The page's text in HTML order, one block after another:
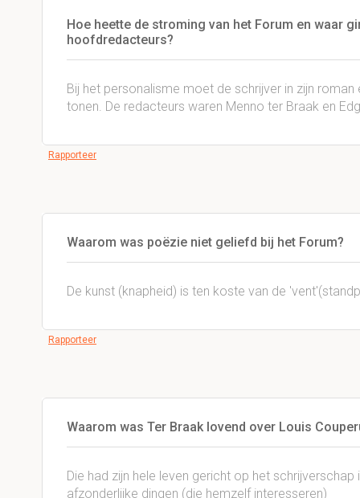
Hoe heette de stroming van het Forum en waar
hoofdredacteurs?
Bij het personalisme moet de schrijver in zijn
tonen. De redacteurs waren Menno ter Braak en
Rapporteer
Waarom was poëzie niet geliefd bij het Forum?
De kunst (knapheid) is ten koste van de
Rapporteer
Waarom was Ter Braak lovend over Louis
Die had zijn hele leven gericht op het
afzonderlijke dingen (die hemzelf interesseren)